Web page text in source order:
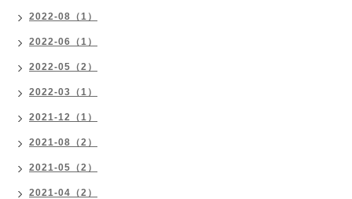
2022-08（1）
2022-06（1）
2022-05（2）
2022-03（1）
2021-12（1）
2021-08（2）
2021-05（2）
2021-04（2）